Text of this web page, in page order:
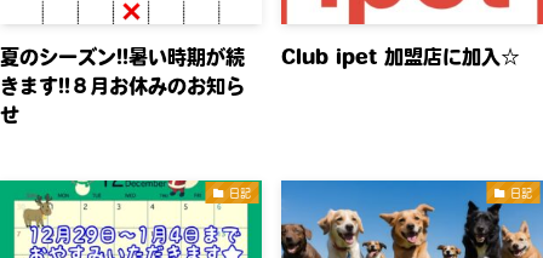
夏のシーズン!!暑い時期が続
きます!!８月お休みのお知ら
せ
Club ipet 加盟店に加入☆
日記 日記